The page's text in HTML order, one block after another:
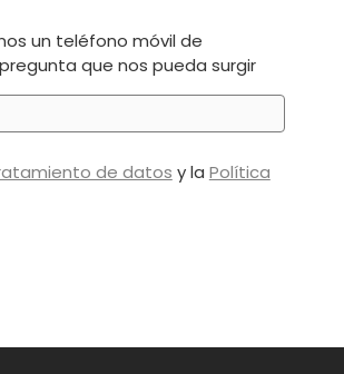
un teléfono móvil de
que nos pueda surgir
de datos y la Política